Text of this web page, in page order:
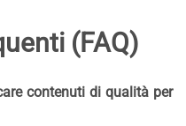
(FAQ)
contenuti di qualità per